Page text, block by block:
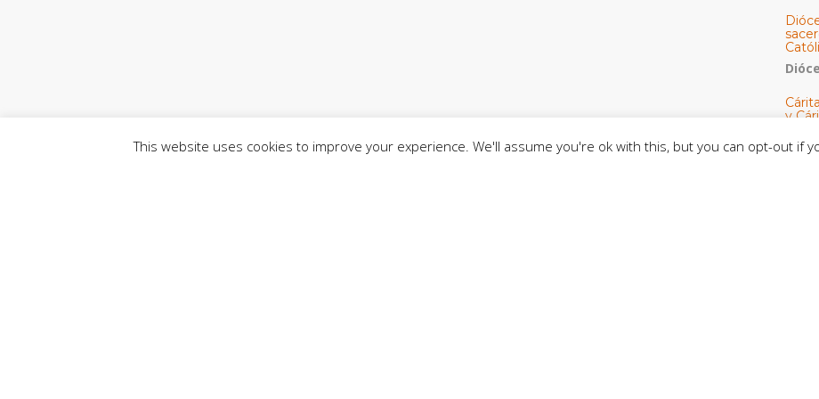
y
Una
This website uses cookies to improve your experience. We'll assume you're ok with this, but you can opt-out if